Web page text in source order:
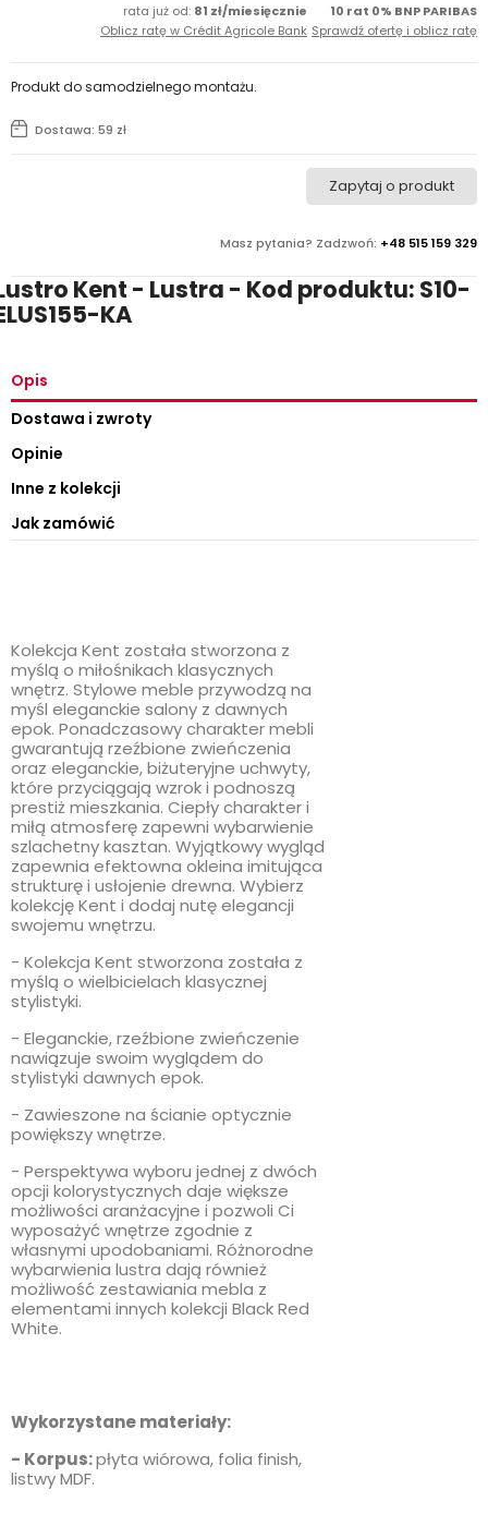
rata już od: 81 zł/miesięcznie
Oblicz ratę w Crédit Agricole Bank
10 rat 0% BNP PARIBAS
Sprawdź ofertę i oblicz ratę
Masz pytania? Zadzwoń: +48 515 159 329
Zapytaj o produkt
Dostawa: 59 zł
Produkt do samodzielnego montażu.
Kent - Lustra - Kod produktu: S10-
KA
Opis
Dostawa i zwroty
Opinie
Inne z kolekcji
Jak zamówić
Kolekcja Kent została stworzona z
myślą o miłośnikach klasycznych
wnętrz. Stylowe meble przywodzą na
myśl eleganckie salony z dawnych
epok. Ponadczasowy charakter mebli
gwarantują rzeźbione zwieńczenia
oraz eleganckie, biżuteryjne uchwyty,
które przyciągają wzrok i podnoszą
prestiż mieszkania. Ciepły charakter i
miłą atmosferę zapewni wybarwienie
szlachetny kasztan. Wyjątkowy wygląd
zapewnia efektowna okleina imitująca
strukturę i usłojenie drewna. Wybierz
kolekcję Kent i dodaj nutę elegancji
swojemu wnętrzu.
- Kolekcja Kent stworzona została z
myślą o wielbicielach klasycznej
stylistyki.
- Eleganckie, rzeźbione zwieńczenie
nawiązuje swoim wyglądem do
stylistyki dawnych epok.
- Zawieszone na ścianie optycznie
powiększy wnętrze.
- Perspektywa wyboru jednej z dwóch
opcji kolorystycznych daje większe
możliwości aranżacyjne i pozwoli Ci
wyposażyć wnętrze zgodnie z
własnymi upodobaniami. Różnorodne
wybarwienia lustra dają również
możliwość zestawiania mebla z
elementami innych kolekcji Black Red
White.
Wykorzystane materiały:
- Korpus:płyta wiórowa, folia finish,
listwy MDF.